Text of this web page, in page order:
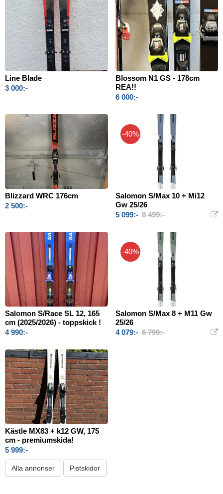
Line Blade
3 000:-
Blossom N1 GS - 178cm
REA!!
6 000:-
Blizzard WRC 176cm
2 500:-
-40%
Salomon S/Max 10 + Mi12
Gw 25/26
5 099:- 8 499:-
Salomon S/Race SL 12, 165
cm (2025/2026) - toppskick !
4 990:-
-40%
Salomon S/Max 8 + M11 Gw
25/26
4 079:- 6 799:-
Kästle MX83 + k12 GW, 175
cm - premiumskida!
5 999:-
Alla annonser Pistskidor